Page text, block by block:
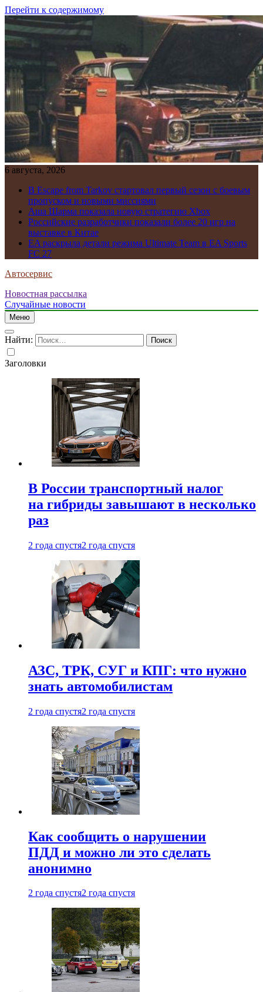
Перейти к содержимому
6 августа, 2026
В Escape from Tarkov стартовал первый сезон с боевым
пропуском и новыми миссиями
Аша Шарма показала новую стратегию Xbox
Российские разработчики показали более 20 игр на
выставке в Китае
EA раскрыла детали режима Ultimate Team в EA Sports
FC 27
Автосервис
Новостная рассылка
Случайные новости
Меню
Найти:
Заголовки
В России транспортный налог
на гибриды завышают в несколько
раз
2 года спустя2 года спустя
АЗС, ТРК, СУГ и КПГ: что нужно
знать автомобилистам
2 года спустя2 года спустя
Как сообщить о нарушении
ПДД и можно ли это сделать
анонимно
2 года спустя2 года спустя